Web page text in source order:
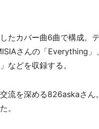
たカバー曲6曲で構成。
さんの「Everything」
などを収録する。
流を深める826askaさん
。